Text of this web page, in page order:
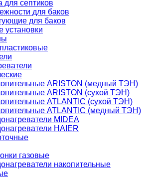
для септиков
для баков
для баков
установки
ARISTON (медный ТЭН)
ARISTON (сухой ТЭН)
ATLANTIC (сухой ТЭН)
ATLANTIC (медный ТЭН)
MIDEA
HAIER
газовые
накопительные